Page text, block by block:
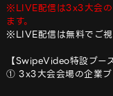
※LIVE配信は3x3大会の
ます。
※LIVE配信は無料でご視
【SwipeVideo特設ブー